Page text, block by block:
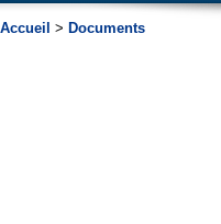
Accueil > Documents